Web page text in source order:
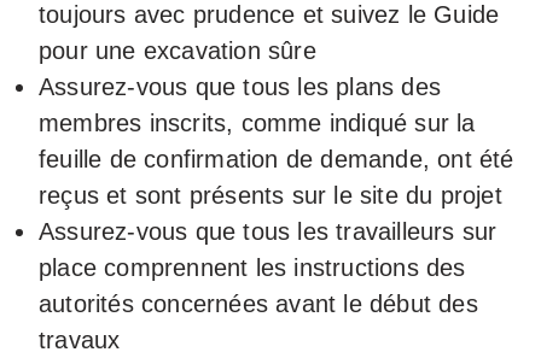
toujours avec prudence et suivez le Guide
pour une excavation sûre
Assurez-vous que tous les plans des
membres inscrits, comme indiqué sur la
feuille de confirmation de demande, ont été
reçus et sont présents sur le site du projet
Assurez-vous que tous les travailleurs sur
place comprennent les instructions des
autorités concernées avant le début des
travaux